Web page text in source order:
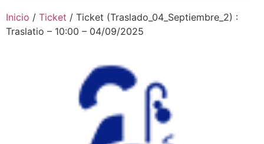
Inicio / Ticket / Ticket (Traslado_04_Septiembre_2) :
Traslatio – 10:00 – 04/09/2025